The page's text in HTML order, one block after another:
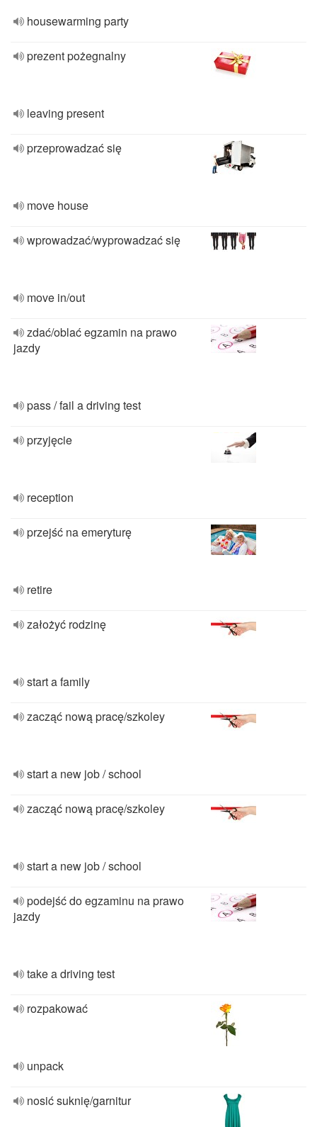
housewarming party
prezent pożegnalny
leaving present
przeprowadzać się
move house
wprowadzać/wyprowadzać się
move in/out
zdać/oblać egzamin na prawo
jazdy
pass / fail a driving test
przyjęcie
reception
przejść na emeryturę
retire
założyć rodzinę
start a family
zacząć nową pracę/szkoley
start a new job / school
zacząć nową pracę/szkoley
start a new job / school
podejść do egzaminu na prawo
jazdy
take a driving test
rozpakować
unpack
nosić suknię/garnitur